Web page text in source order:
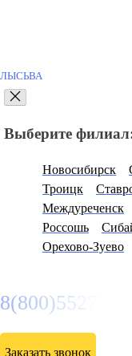
ЛЫСЬВА
Выберите
Новосибирск
Троицк
Междуреченск
Россошь
Орехово-Зуево
8(800)5527584
Заказать звонок